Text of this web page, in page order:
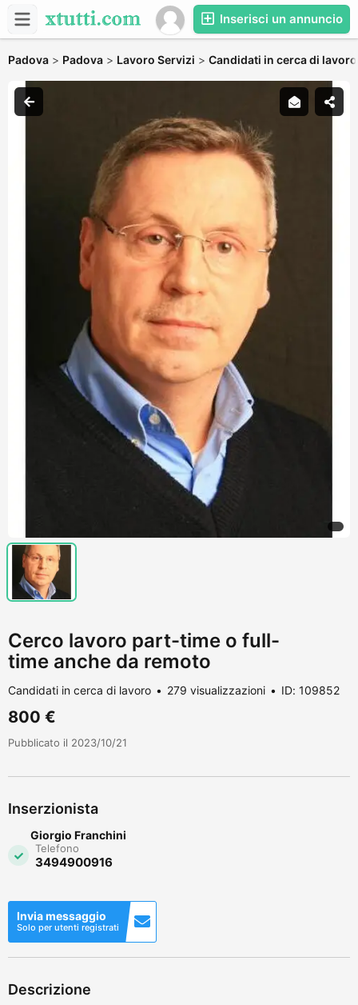
Inserisci un annuncio
Padova > Padova > Lavoro Servizi > Candidati in cerca di lavoro
Cerco lavoro part-time o full-
time anche da remoto
Candidati in cerca di lavoro 279 visualizzazioni ID: 109852
800 €
Pubblicato il 2023/10/21
Inserzionista
Giorgio Franchini
Telefono
3494900916
Invia messaggio
Solo per utenti registrati
Descrizione